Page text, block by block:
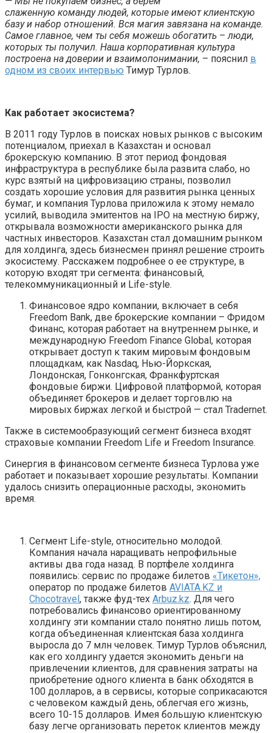
слаженную команду людей, которые имеют клиентскую
базу и набор отношений. Вся магия завязана на команде.
Самое главное, чем ты себя можешь обогатить – люди,
которых ты получил. Наша корпоративная культура
построена на доверии и взаимопонимании, – пояснил в
одном из своих интервью Тимур Турлов.
Как работает экосистема?
В 2011 году Турлов в поисках новых рынков с высоким
потенциалом, приехал в Казахстан и основал
брокерскую компанию. В этот период фондовая
инфраструктура в республике была развита слабо, но
курс взятый на цифровизацию страны, позволил
создать хорошие условия для развития рынка ценных
бумаг, и компания Турлова приложила к этому немало
усилий, выводила эмитентов на IPO на местную биржу,
открывала возможности американского рынка для
частных инвесторов. Казахстан стал домашним рынком
для холдинга, здесь бизнесмен принял решение строить
экосистему. Расскажем подробнее о ее структуре, в
которую входят три сегмента: финансовый,
телекоммуникационный и Life-style.
Финансовое ядро компании, включает в себя
Freedom Bank, две брокерские компании – Фридом
Финанс, которая работает на внутреннем рынке, и
международную Freedom Finance Global, которая
открывает доступ к таким мировым фондовым
площадкам, как Nasdaq, Нью-Йоркская,
Лондонская, Гонконгская, Франкфуртская
фондовые биржи. Цифровой платформой, которая
объединяет брокеров и делает торговлю на
мировых биржах легкой и быстрой — стал Tradernet.
Также в системообразующий сегмент бизнеса входят
страховые компании Freedom Life и Freedom Insurance.
Синергия в финансовом сегменте бизнеса Турлова уже
работает и показывает хорошие результаты. Компании
удалось снизить операционные расходы, экономить
время.
Сегмент Life-style, относительно молодой.
Компания начала наращивать непрофильные
активы два года назад. В портфеле холдинга
появились: сервис по продаже билетов «Тикетон»,
оператор по продаже билетов AVIATA.KZ и
Chocotravel, также фуд-тех Arbuz.kz. Для чего
потребовались финансово ориентированному
холдингу эти компании стало понятно лишь потом,
когда объединенная клиентская база холдинга
выросла до 7 млн человек. Тимур Турлов объяснил,
как его холдингу удается экономить деньги на
привлечении клиентов, для сравнения затраты на
приобретение одного клиента в банк обходятся в
100 долларов, а в сервисы, которые соприкасаются
с человеком каждый день, облегчая его жизнь,
всего 10-15 долларов. Имея большую клиентскую
базу легче организовать переток клиентов между